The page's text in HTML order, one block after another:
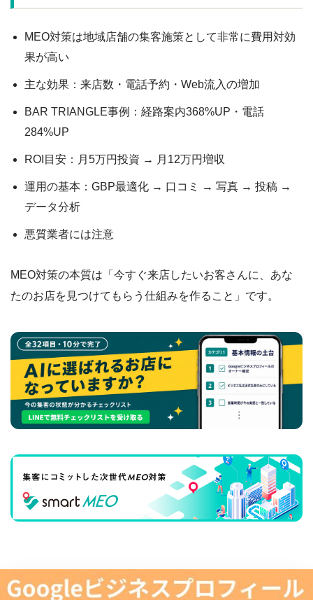
MEO対策は地域店舗の集客施策として非常に費用対効
果が高い
主な効果：来店数・電話予約・Web流入の増加
BAR TRIANGLE事例：経路案内368%UP・電話
284%UP
ROI目安：月5万円投資 → 月12万円増収
運用の基本：GBP最適化 → 口コミ → 写真 → 投稿 →
データ分析
悪質業者には注意
MEO対策の本質は「今すぐ来店したいお客さんに、あな
たのお店を見つけてもらう仕組みを作ること」です。